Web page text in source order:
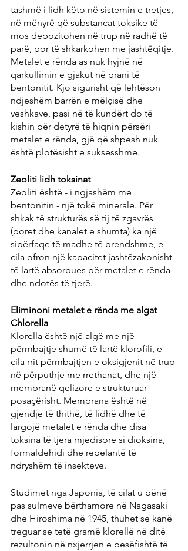
tashmë i lidh këto në sistemin e tretjes,
në mënyrë që substancat toksike të
mos depozitohen në trup në radhë të
parë, por të shkarkohen me jashtëqitje.
Metalet e rënda as nuk hyjnë në
qarkullimin e gjakut në prani të
bentonitit. Kjo sigurisht që lehtëson
ndjeshëm barrën e mëlçisë dhe
veshkave, pasi në të kundërt do të
kishin për detyrë të hiqnin përsëri
metalet e rënda, gjë që shpesh nuk
është plotësisht e suksesshme.
Zeoliti lidh toksinat
Zeoliti është - i ngjashëm me
bentonitin - një tokë minerale. Për
shkak të strukturës së tij të zgavrës
(poret dhe kanalet e shumta) ka një
sipërfaqe të madhe të brendshme, e
cila ofron një kapacitet jashtëzakonisht
të lartë absorbues për metalet e rënda
dhe ndotës të tjerë.
Eliminoni metalet e rënda me algat
Chlorella
Klorella është një algë me një
përmbajtje shumë të lartë klorofili, e
cila rrit përmbajtjen e oksigjenit në trup
në përputhje me rrethanat, dhe një
membranë qelizore e strukturuar
posaçërisht. Membrana është në
gjendje të thithë, të lidhë dhe të
largojë metalet e rënda dhe disa
toksina të tjera mjedisore si dioksina,
formaldehidi dhe repelantë të
ndryshëm të insekteve.
Studimet nga Japonia, të cilat u bënë
pas sulmeve bërthamore në Nagasaki
dhe Hiroshima në 1945, thuhet se kanë
treguar se tetë gramë klorellë në ditë
rezultonin në nxjerrjen e pesëfishtë të